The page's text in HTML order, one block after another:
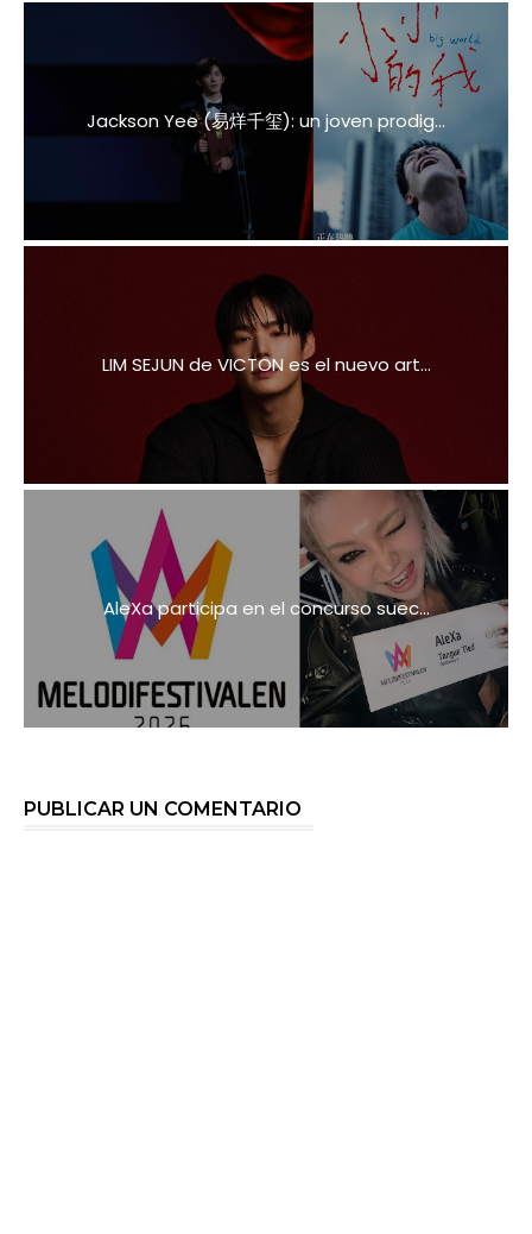
Jackson Yee (易烊千玺): un joven prodig...
LIM SEJUN de VICTON es el nuevo art...
AleXa participa en el concurso suec...
PUBLICAR UN COMENTARIO